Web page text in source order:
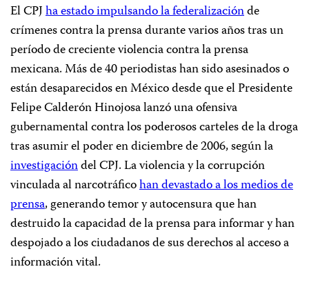
El CPJha estado impulsando la federalizaciónde
crímenes contra la prensa durante varios años tras un
período de creciente violencia contra la prensa
mexicana. Más de 40 periodistas han sido asesinados o
están desaparecidos en México desde que el Presidente
Felipe Calderón Hinojosa lanzó una ofensiva
gubernamental contra los poderosos carteles de la droga
tras asumir el poder en diciembre de 2006, según la
investigacióndel CPJ. La violencia y la corrupción
vinculada al narcotráficohan devastado a los medios de
prensa, generando temor y autocensura que han
destruido la capacidad de la prensa para informar y han
despojado a los ciudadanos de sus derechos al acceso a
información vital.